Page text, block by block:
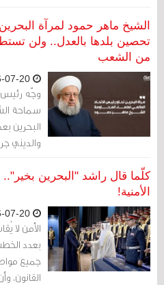
والدولة.الشيخ ماهر حمود لمرآة
تحصين بلدها بالعدل.. ولن
من الشعب
وجّه رئيس
سماحة
البحرين
والديني
فدعاهم
بالحُسنىكلّما قال راشد "البحرين
الأمنية!
الأمن لا
بعدد
جميع
القانون،